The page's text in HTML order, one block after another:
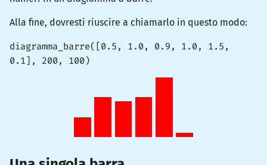
Alla fine, dovresti riuscire a chiamarlo in questo modo:
diagramma_barre([0.5, 1.0, 0.9, 1.0, 1.5,
0.1], 200, 100)